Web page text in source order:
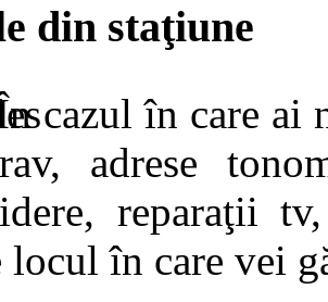
din staţiune
cazul în care ai
adrese
reparaţii
locul în care vei